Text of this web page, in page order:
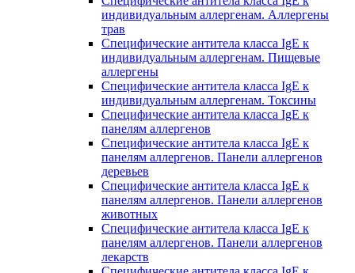
индивидуальным аллергенам. Аллергены
трав
Специфические антитела класса IgE к
индивидуальным аллергенам. Пищевые
аллергены
Специфические антитела класса IgE к
индивидуальным аллергенам. Токсины
Специфические антитела класса IgE к
панелям аллергенов
Специфические антитела класса IgE к
панелям аллергенов. Панели аллергенов
деревьев
Специфические антитела класса IgE к
панелям аллергенов. Панели аллергенов
животных
Специфические антитела класса IgE к
панелям аллергенов. Панели аллергенов
лекарств